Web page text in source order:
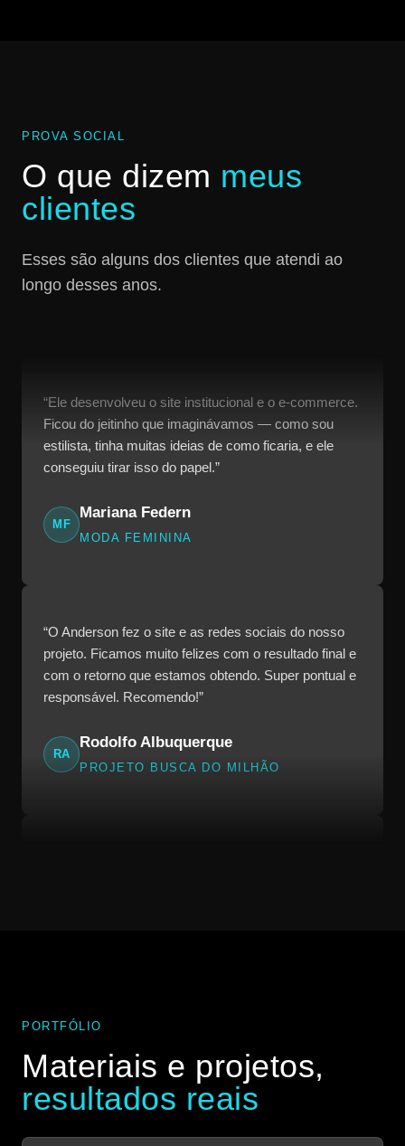
PROVA SOCIAL
O que dizem meus
clientes
Esses são alguns dos clientes que atendi ao
longo desses anos.
“Ele desenvolveu o site institucional e o e-commerce.
Ficou do jeitinho que imaginávamos — como sou
estilista, tinha muitas ideias de como ficaria, e ele
conseguiu tirar isso do papel.”
MF
Mariana Federn
MODA FEMININA
“O Anderson fez o site e as redes sociais do nosso
projeto. Ficamos muito felizes com o resultado final e
com o retorno que estamos obtendo. Super pontual e
responsável. Recomendo!”
RA
Rodolfo Albuquerque
PROJETO BUSCA DO MILHÃO
PORTFÓLIO
Materiais e projetos,
resultados reais